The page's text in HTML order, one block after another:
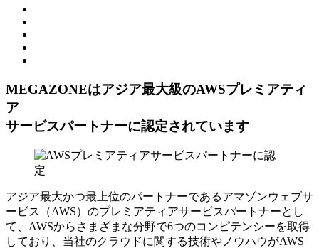
MEGAZONEはアジア最⼤級のAWSプレミアティ
ア
サービスパートナーに認定されています
アジア最大かつ最上位のパートナーであるアマゾンウェブサ
ービス（AWS）のプレミアティアサービスパートナーとし
て、AWSからさまざまな分野で6つのコンピテンシーを取得
しており、当社のクラウドに関する技術やノウハウがAWS